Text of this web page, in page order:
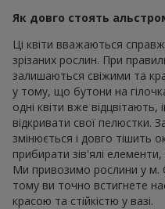
Як довго стоять
Ці квіти вважаються
зрізаних рослин. При
залишаються свіжими та
у тому, що бутони на
одні квіти вже відцвітають,
відкривати свої пелюстки.
змінюється і довго тішить
прибирати зів'ялі
Ми привозимо рослини у м.
тому ви точно встигнете
красою та стійкістю у вазі.